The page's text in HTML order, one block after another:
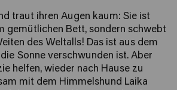
traut ihren Augen kaum: Sie ist
gemütlichen Bett, sondern schwebt
des Weltalls! Das ist aus dem
die Sonne verschwunden ist. Aber
helfen, wieder nach Hause zu
mit dem Himmelshund Laika